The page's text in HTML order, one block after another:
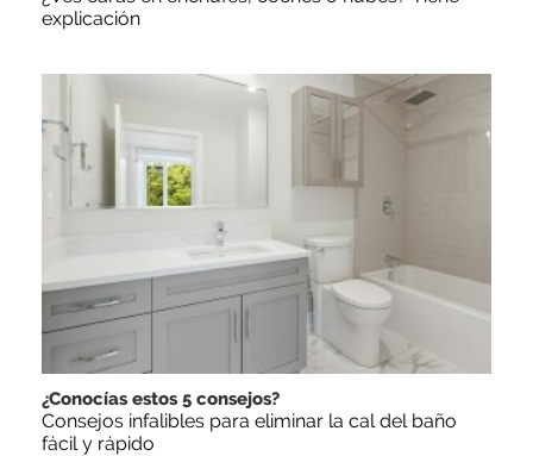
explicación
¿Conocías estos 5 consejos?
Consejos infalibles para eliminar la cal del baño
fácil y rápido